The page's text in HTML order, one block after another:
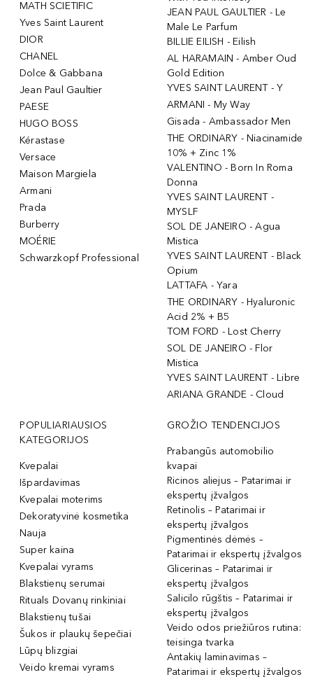
MATH SCIETIFIC
Yves Saint Laurent
DIOR
CHANEL
Dolce & Gabbana
Jean Paul Gaultier
PAESE
HUGO BOSS
Kérastase
Versace
Maison Margiela
Armani
Prada
Burberry
MOÉRIE
Schwarzkopf Professional
JEAN PAUL GAULTIER - Le
Male Le Parfum
BILLIE EILISH - Eilish
AL HARAMAIN - Amber Oud
Gold Edition
YVES SAINT LAURENT - Y
ARMANI - My Way
Gisada - Ambassador Men
THE ORDINARY - Niacinamide
10% + Zinc 1%
VALENTINO - Born In Roma
Donna
YVES SAINT LAURENT -
MYSLF
SOL DE JANEIRO - Agua
Mistica
YVES SAINT LAURENT - Black
Opium
LATTAFA - Yara
THE ORDINARY - Hyaluronic
Acid 2% + B5
TOM FORD - Lost Cherry
SOL DE JANEIRO - Flor
Mistica
YVES SAINT LAURENT - Libre
ARIANA GRANDE - Cloud
POPULIARIAUSIOS
KATEGORIJOS
Kvepalai
Išpardavimas
Kvepalai moterims
Dekoratyvinė kosmetika
Nauja
Super kaina
Kvepalai vyrams
Blakstienų serumai
Rituals Dovanų rinkiniai
Blakstienų tušai
Šukos ir plaukų šepečiai
Lūpų blizgiai
Veido kremai vyrams
GROŽIO TENDENCIJOS
Prabangūs automobilio
kvapai
Ricinos aliejus – Patarimai ir
ekspertų įžvalgos
Retinolis – Patarimai ir
ekspertų įžvalgos
Pigmentinės dėmės –
Patarimai ir ekspertų įžvalgos
Glicerinas – Patarimai ir
ekspertų įžvalgos
Salicilo rūgštis – Patarimai ir
ekspertų įžvalgos
Veido odos priežiūros rutina:
teisinga tvarka
Antakių laminavimas –
Patarimai ir ekspertų įžvalgos